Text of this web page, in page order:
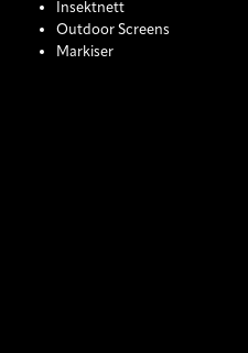
Insektnett
Outdoor Screens
Markiser